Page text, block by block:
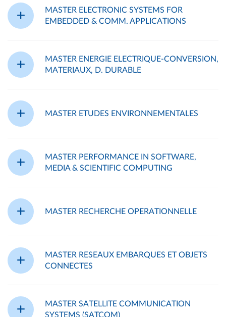
MASTER ELECTRONIC SYSTEMS FOR
EMBEDDED & COMM. APPLICATIONS
MASTER ENERGIE ELECTRIQUE-CONVERSION,
MATERIAUX, D. DURABLE
MASTER ETUDES ENVIRONNEMENTALES
MASTER PERFORMANCE IN SOFTWARE,
MEDIA & SCIENTIFIC COMPUTING
MASTER RECHERCHE OPERATIONNELLE
MASTER RESEAUX EMBARQUES ET OBJETS
CONNECTES
MASTER SATELLITE COMMUNICATION
SYSTEMS (SATCOM)